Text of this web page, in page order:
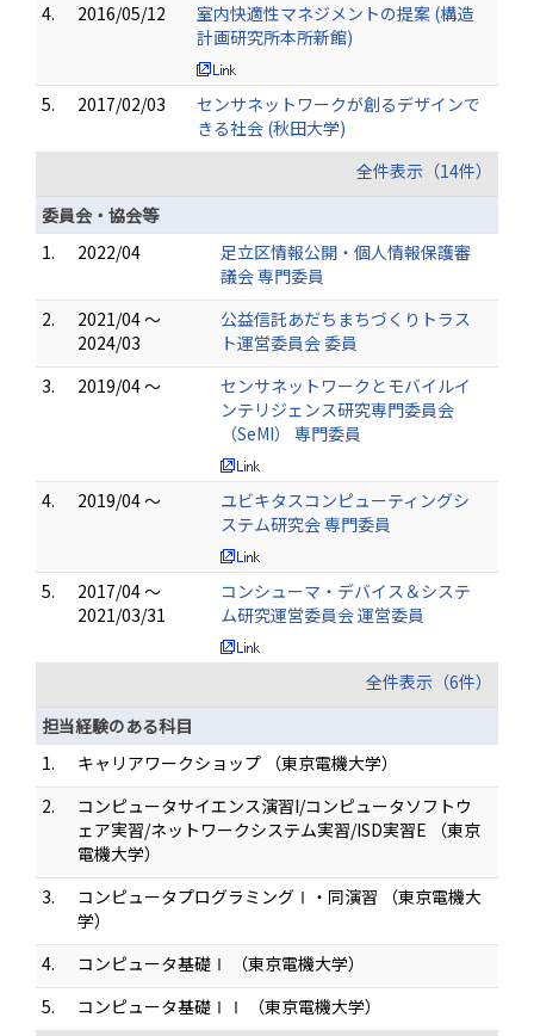
4.
2016/05/12
室内快適性マネジメントの提案 (構造
計画研究所本所新館)
5. 2017/02/03
センサネットワークが創るデザインで
きる社会 (秋田大学)
全件表示（14件）
委員会・協会等
1.
2022/04
足立区情報公開・個人情報保護審
議会 専門委員
2.
2021/04 ～
2024/03
公益信託あだちまちづくりトラス
ト運営委員会 委員
3.
2019/04 ～
センサネットワークとモバイルイ
ンテリジェンス研究専門委員会
（SeMI） 専門委員
4. 2019/04 ～
ユビキタスコンピューティングシ
ステム研究会 専門委員
5.
2017/04 ～
2021/03/31
コンシューマ・デバイス＆システ
ム研究運営委員会 運営委員
全件表示（6件）
担当経験のある科目
1.
キャリアワークショップ （東京電機大学）
2.
コンピュータサイエンス演習I/コンピュータソフトウ
ェア実習/ネットワークシステム実習/ISD実習E （東京
電機大学）
3.
コンピュータプログラミングⅠ・同演習 （東京電機大
学）
4.
コンピュータ基礎Ⅰ （東京電機大学）
5.
コンピュータ基礎ⅠⅠ （東京電機大学）